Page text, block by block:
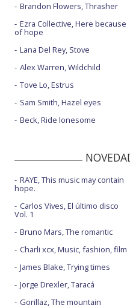
Brandon Flowers, Thrasher
Ezra Collective, Here because
of hope
Lana Del Rey, Stove
Alex Warren, Wildchild
Tove Lo, Estrus
Sam Smith, Hazel eyes
Beck, Ride lonesome
RAYE, This music may contain
hope.
Carlos Vives, El último disco
Vol. 1
Bruno Mars, The romantic
Charli xcx, Music, fashion, film
James Blake, Trying times
Jorge Drexler, Taracá
Gorillaz, The mountain